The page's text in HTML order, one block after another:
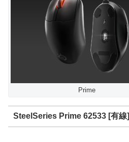
Prime
SteelSeries Prime 62533 [有線]